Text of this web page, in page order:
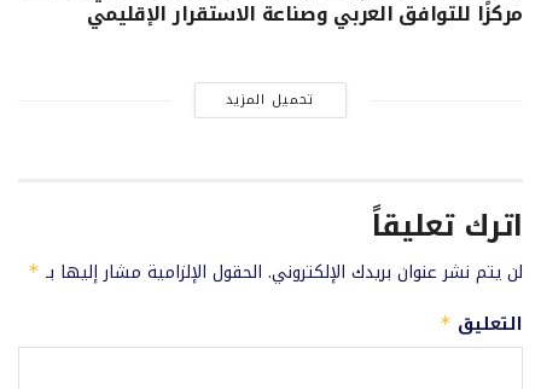
مركزًا للتوافق العربي وصناعة الاستقرار الإقليمي
تحميل المزيد
اترك تعليقاً
لن يتم نشر عنوان بريدك الإلكتروني. الحقول الإلزامية مشار إليها بـ *
التعليق *